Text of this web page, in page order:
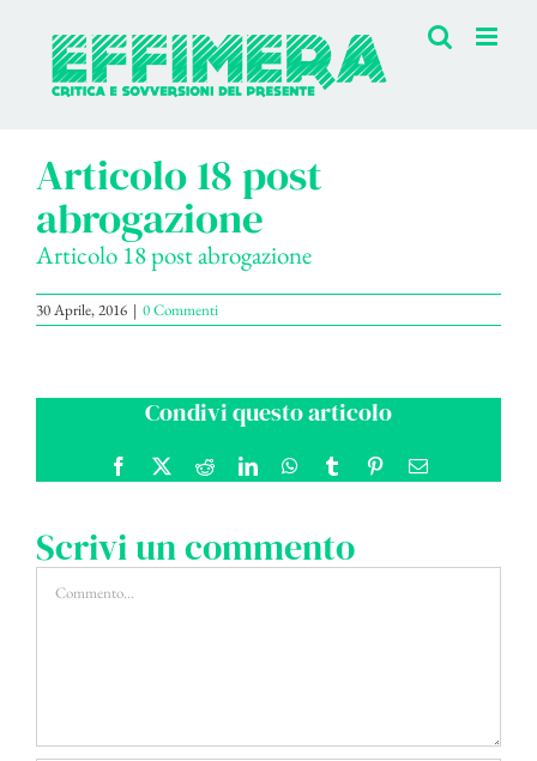
contenuto
Articolo 18 post
abrogazione
Articolo 18 post abrogazione
30 Aprile, 2016 | 0 Commenti
Condivi questo articolo
Facebook RedditLinkedInWhatsApp
Tumblr PinterestEmail
Scrivi un commento
Commento